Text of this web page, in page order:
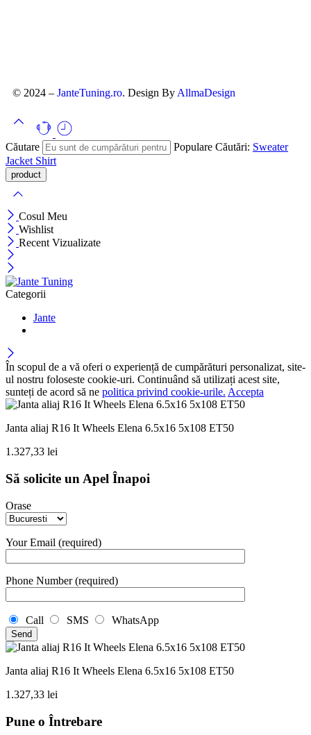
© 2024 – JanteTuning.ro. Design ByAllmaDesign
Căutare Populare Căutări: Sweater
Jacket Shirt
Cosul Meu
Wishlist
Recent Vizualizate
Categorii
Jante
În scopul de a vă oferi o experiență de cumpărături personalizat, site-
ul nostru foloseste cookie-uri. Continuând să utilizați acest site,
sunteți de acord să ne politica privind cookie-urile. Accepta
Janta aliaj R16 It Wheels Elena 6.5x16 5x108 ET50
1.327,33 lei
Să solicite un Apel Înapoi
Orase
Your Email (required)
Phone Number (required)
Call SMS WhatsApp
Janta aliaj R16 It Wheels Elena 6.5x16 5x108 ET50
1.327,33 lei
Pune o Întrebare